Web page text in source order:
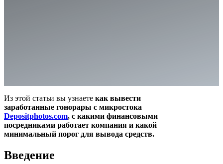
Из этой статьи вы узнаете как вывести
заработанные гонорары с микростока
Depositphotos.com, с какими финансовыми
посредниками работает компания и какой
минимальный порог для вывода средств.
Введение